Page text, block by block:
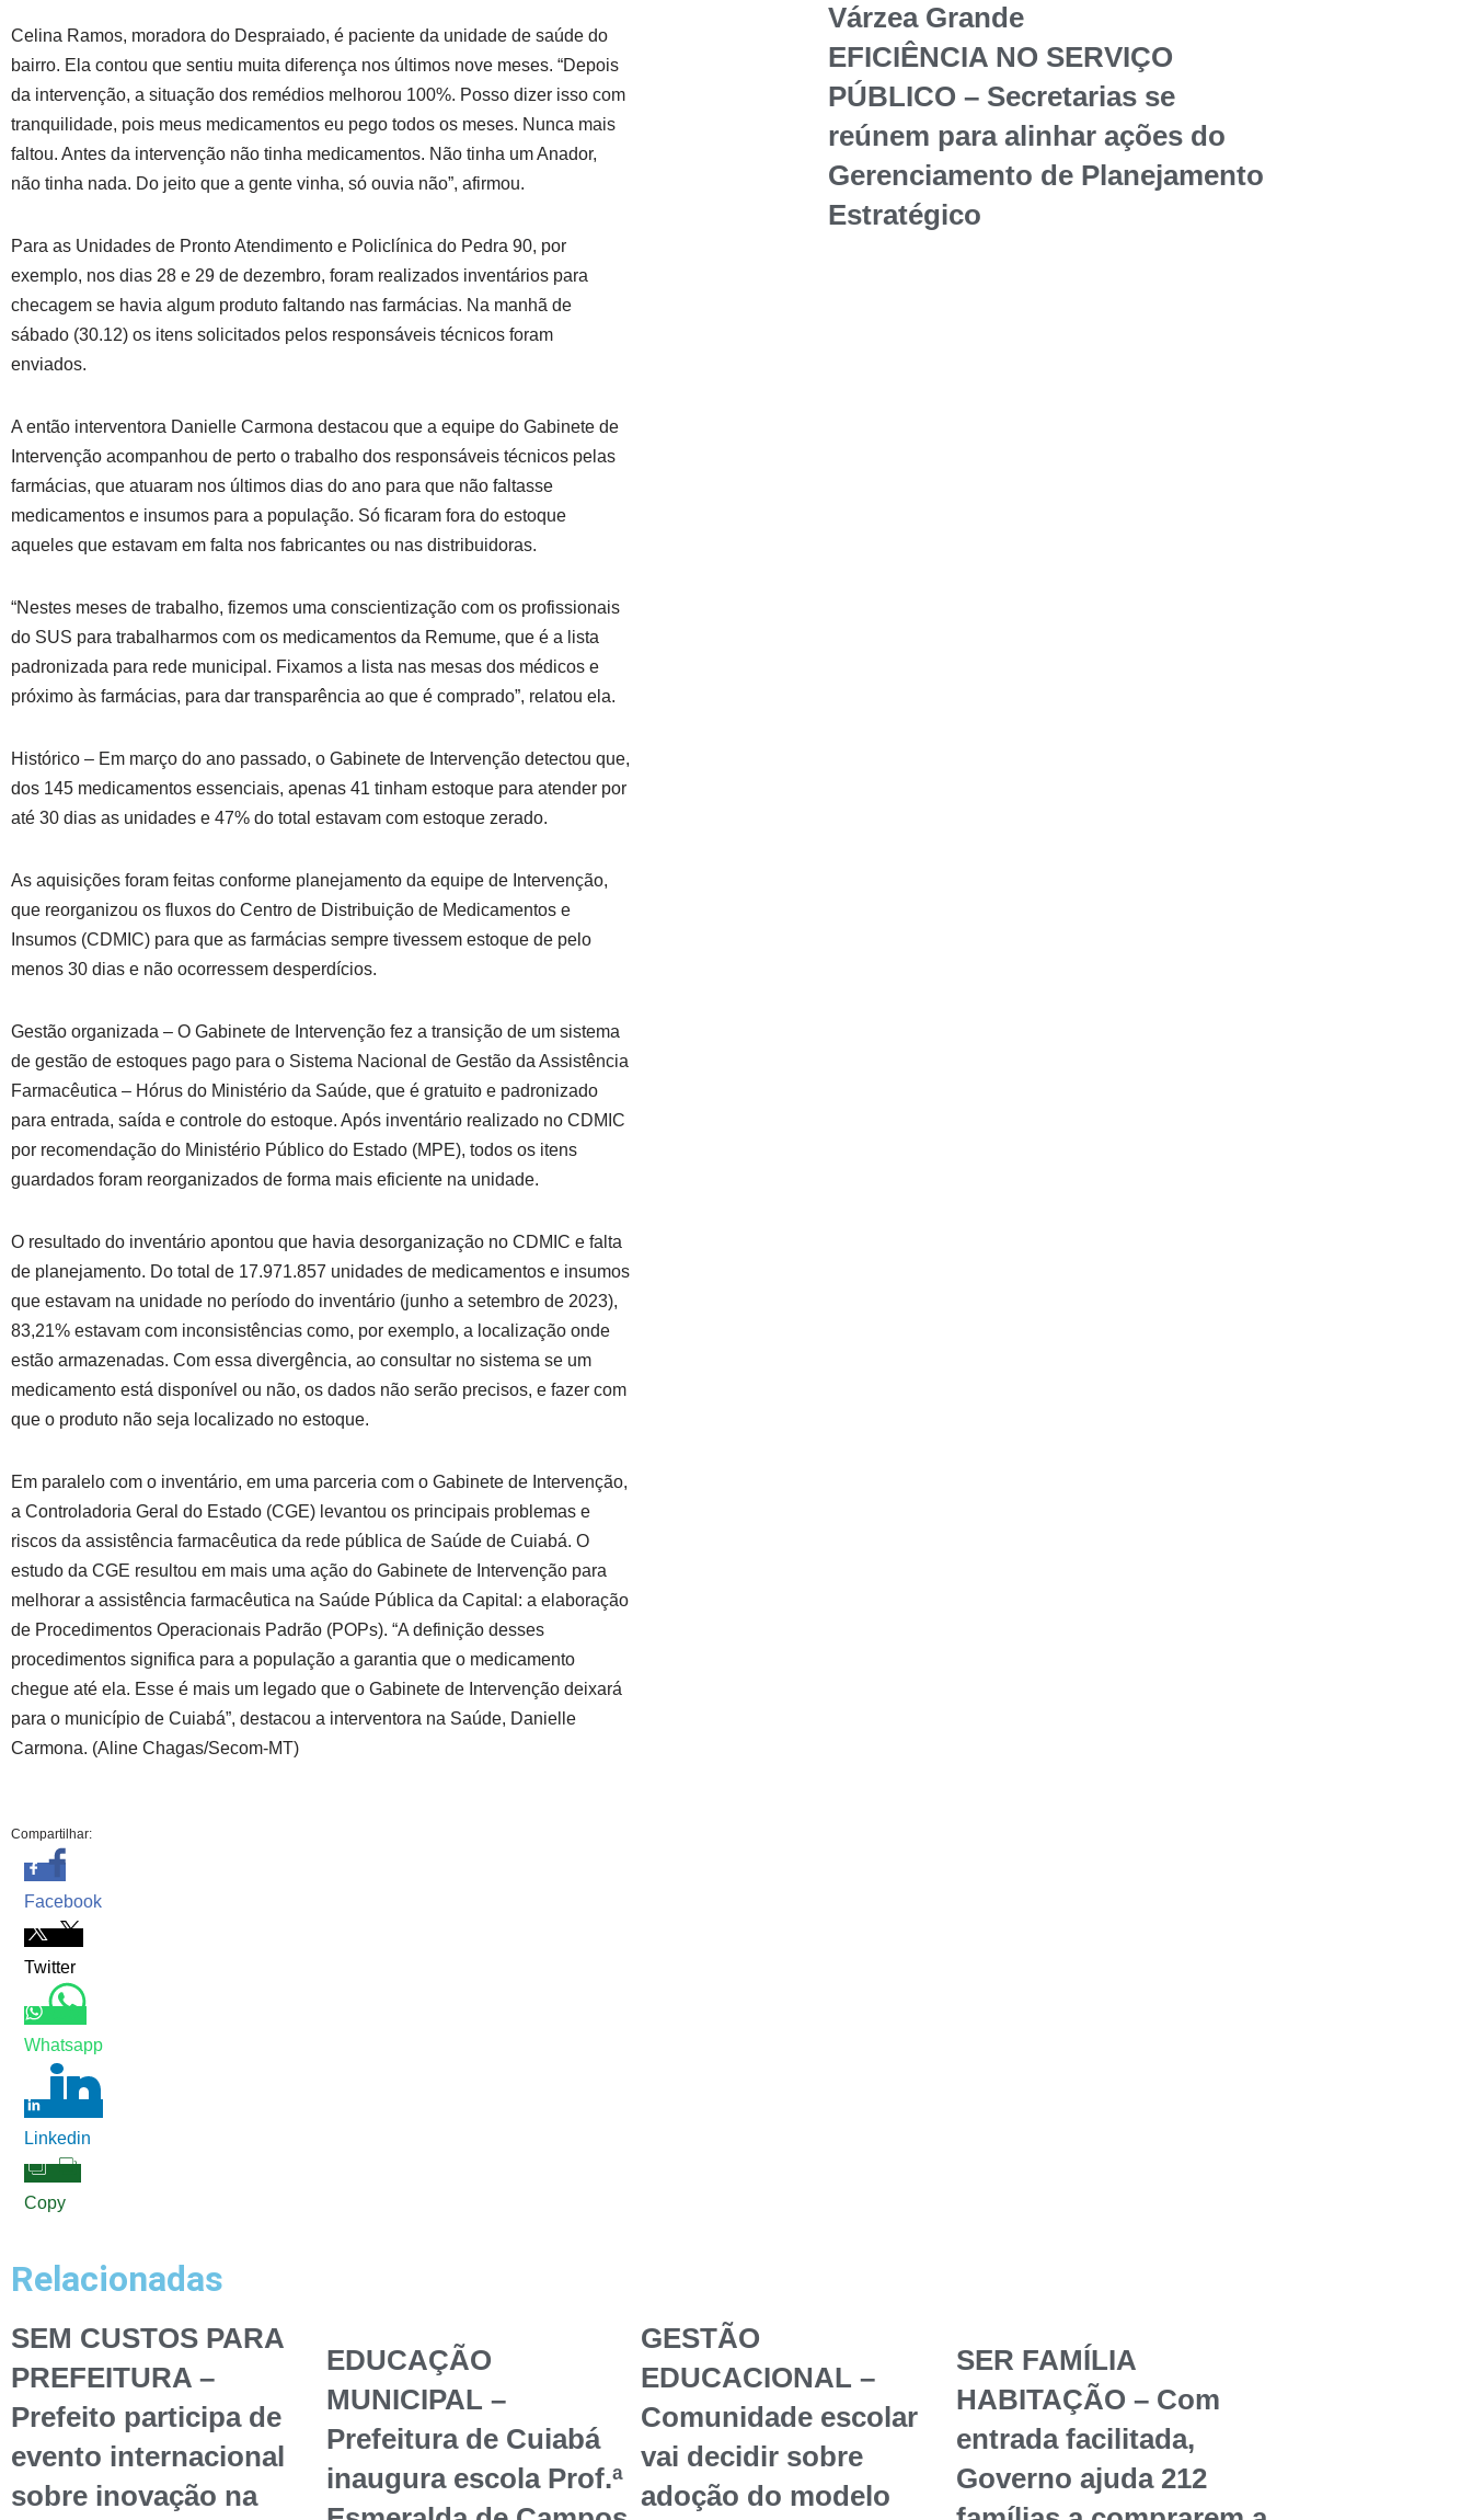
Celina Ramos, moradora do Despraiado, é paciente da unidade de saúde do
bairro. Ela contou que sentiu muita diferença nos últimos nove meses. “Depois
da intervenção, a situação dos remédios melhorou 100%. Posso dizer isso com
tranquilidade, pois meus medicamentos eu pego todos os meses. Nunca mais
faltou. Antes da intervenção não tinha medicamentos. Não tinha um Anador,
não tinha nada. Do jeito que a gente vinha, só ouvia não”, afirmou.
Para as Unidades de Pronto Atendimento e Policlínica do Pedra 90, por
exemplo, nos dias 28 e 29 de dezembro, foram realizados inventários para
checagem se havia algum produto faltando nas farmácias. Na manhã de
sábado (30.12) os itens solicitados pelos responsáveis técnicos foram
enviados.
A então interventora Danielle Carmona destacou que a equipe do Gabinete de
Intervenção acompanhou de perto o trabalho dos responsáveis técnicos pelas
farmácias, que atuaram nos últimos dias do ano para que não faltasse
medicamentos e insumos para a população. Só ficaram fora do estoque
aqueles que estavam em falta nos fabricantes ou nas distribuidoras.
“Nestes meses de trabalho, fizemos uma conscientização com os profissionais
do SUS para trabalharmos com os medicamentos da Remume, que é a lista
padronizada para rede municipal. Fixamos a lista nas mesas dos médicos e
próximo às farmácias, para dar transparência ao que é comprado”, relatou ela.
Histórico – Em março do ano passado, o Gabinete de Intervenção detectou que,
dos 145 medicamentos essenciais, apenas 41 tinham estoque para atender por
até 30 dias as unidades e 47% do total estavam com estoque zerado.
As aquisições foram feitas conforme planejamento da equipe de Intervenção,
que reorganizou os fluxos do Centro de Distribuição de Medicamentos e
Insumos (CDMIC) para que as farmácias sempre tivessem estoque de pelo
menos 30 dias e não ocorressem desperdícios.
Gestão organizada – O Gabinete de Intervenção fez a transição de um sistema
de gestão de estoques pago para o Sistema Nacional de Gestão da Assistência
Farmacêutica – Hórus do Ministério da Saúde, que é gratuito e padronizado
para entrada, saída e controle do estoque. Após inventário realizado no CDMIC
por recomendação do Ministério Público do Estado (MPE), todos os itens
guardados foram reorganizados de forma mais eficiente na unidade.
O resultado do inventário apontou que havia desorganização no CDMIC e falta
de planejamento. Do total de 17.971.857 unidades de medicamentos e insumos
que estavam na unidade no período do inventário (junho a setembro de 2023),
83,21% estavam com inconsistências como, por exemplo, a localização onde
estão armazenadas. Com essa divergência, ao consultar no sistema se um
medicamento está disponível ou não, os dados não serão precisos, e fazer com
que o produto não seja localizado no estoque.
Em paralelo com o inventário, em uma parceria com o Gabinete de Intervenção,
a Controladoria Geral do Estado (CGE) levantou os principais problemas e
riscos da assistência farmacêutica da rede pública de Saúde de Cuiabá. O
estudo da CGE resultou em mais uma ação do Gabinete de Intervenção para
melhorar a assistência farmacêutica na Saúde Pública da Capital: a elaboração
de Procedimentos Operacionais Padrão (POPs). “A definição desses
procedimentos significa para a população a garantia que o medicamento
chegue até ela. Esse é mais um legado que o Gabinete de Intervenção deixará
para o município de Cuiabá”, destacou a interventora na Saúde, Danielle
Carmona. (Aline Chagas/Secom-MT)
Compartilhar:
Facebook
Twitter
Whatsapp
Linkedin
Copy
Várzea Grande
EFICIÊNCIA NO SERVIÇO
PÚBLICO – Secretarias se
reúnem para alinhar ações do
Gerenciamento de Planejamento
Estratégico
Relacionadas
SEM CUSTOS PARA
PREFEITURA –
Prefeito participa de
evento internacional
sobre inovação na
EDUCAÇÃO
MUNICIPAL –
Prefeitura de Cuiabá
inaugura escola Prof.ª
GESTÃO
EDUCACIONAL –
Comunidade escolar
vai decidir sobre
adoção do modelo
SER FAMÍLIA
HABITAÇÃO – Com
entrada facilitada,
Governo ajuda 212